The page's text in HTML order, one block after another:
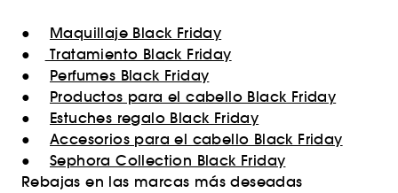
● Maquillaje Black Friday
●
Tratamiento Black Friday
● Perfumes Black Friday
● Productos para el cabello Black Friday
● Estuches regalo Black Friday
● Accesorios para el cabello Black Friday
● Sephora Collection Black Friday
Rebajas en las marcas más deseadas